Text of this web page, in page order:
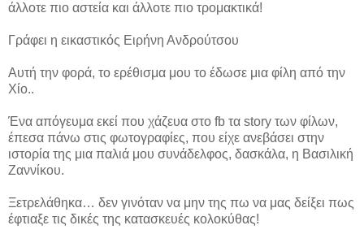
άλλοτε πιο αστεία και άλλοτε πιο τρομακτικά!
Γράφει η εικαστικός Ειρήνη Ανδρούτσου
Αυτή την φορά, το ερέθισμα μου το έδωσε μια φίλη από την
Χίο..
Ένα απόγευμα εκεί που χάζευα στο fb τα story των φίλων,
έπεσα πάνω στις φωτογραφίες, που είχε ανεβάσει στην
ιστορία της μια παλιά μου συνάδελφος, δασκάλα, η Βασιλική
Ζαννίκου.
Ξετρελάθηκα… δεν γινόταν να μην της πω να μας δείξει πως
έφτιαξε τις δικές της κατασκευές κολοκύθας!